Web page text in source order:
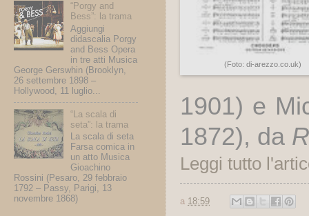
(Foto: di-arezzo.co.uk)
1901) e
1872), da
Leggi tutto
a 18:59
“Porgy and
Bess”: la trama
Aggiungi
didascalia Porgy
and Bess Opera
in tre atti Musica
George Gerswhin (Brooklyn,
26 settembre 1898 –
Hollywood, 11 luglio...
“La scala di
seta”: la trama
La scala di seta
Farsa comica in
un atto Musica
Gioachino
Rossini (Pesaro, 29 febbraio
1792 – Passy, Parigi, 13
novembre 1868)